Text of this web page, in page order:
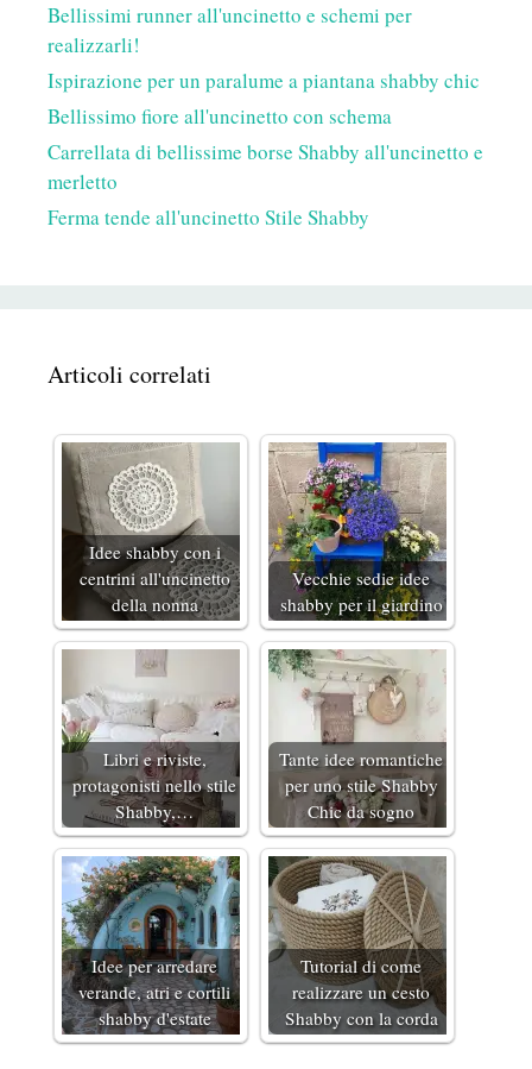
Bellissimi runner all'uncinetto e schemi per
realizzarli!
Ispirazione per un paralume a piantana shabby chic
Bellissimo fiore all'uncinetto con schema
Carrellata di bellissime borse Shabby all'uncinetto e
merletto
Ferma tende all'uncinetto Stile Shabby
Articoli correlati
Idee shabby con i
centrini all'uncinetto
della nonna
Vecchie sedie idee
shabby per il giardino
Libri e riviste,
protagonisti nello stile
Shabby,…
Tante idee romantiche
per uno stile Shabby
Chic da sogno
Idee per arredare
verande, atri e cortili
shabby d'estate
Tutorial di come
realizzare un cesto
Shabby con la corda